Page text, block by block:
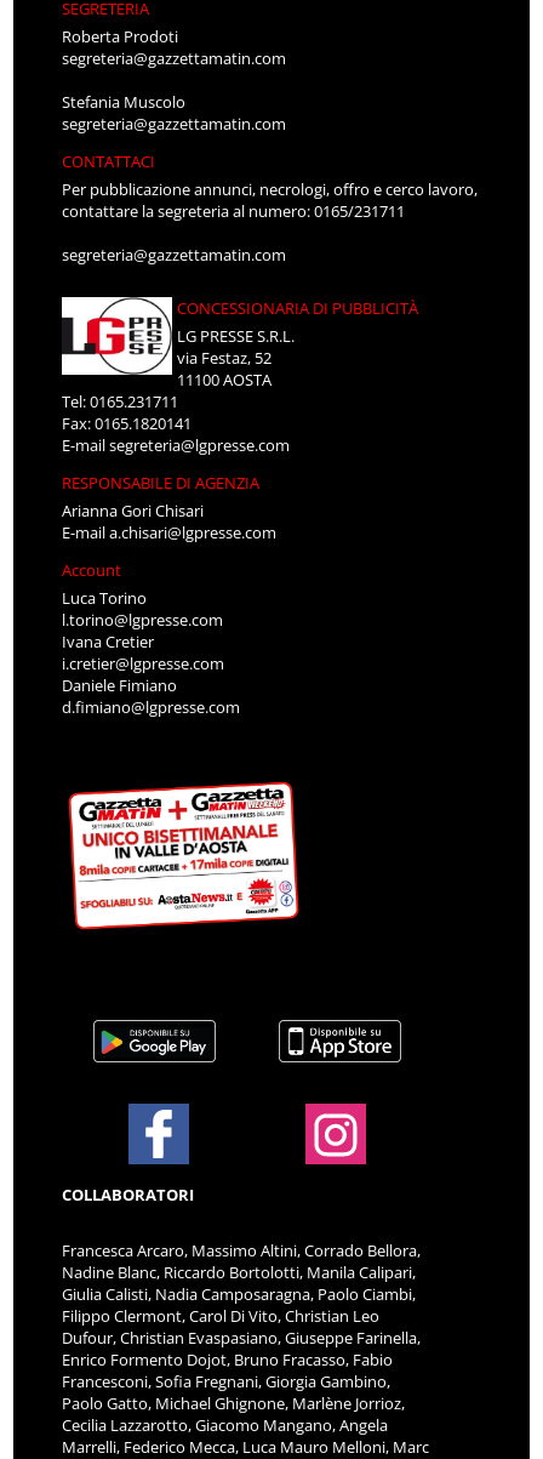
SEGRETERIA
Roberta Prodoti
segreteria@gazzettamatin.com
Stefania Muscolo
segreteria@gazzettamatin.com
CONTATTACI
Per pubblicazione annunci, necrologi, offro e cerco lavoro,
contattare la segreteria al numero: 0165/231711
segreteria@gazzettamatin.com
CONCESSIONARIA DI PUBBLICITÀ
LG PRESSE S.R.L.
via Festaz, 52
11100 AOSTA
Tel: 0165.231711
Fax: 0165.1820141
E-mailsegreteria@lgpresse.com
RESPONSABILE DI AGENZIA
Arianna Gori Chisari
E-maila.chisari@lgpresse.com
Account
Luca Torino
l.torino@lgpresse.com
Ivana Cretier
i.cretier@lgpresse.com
Daniele Fimiano
d.fimiano@lgpresse.com
COLLABORATORI
Francesca Arcaro, Massimo Altini, Corrado Bellora,
Nadine Blanc, Riccardo Bortolotti, Manila Calipari,
Giulia Calisti, Nadia Camposaragna, Paolo Ciambi,
Filippo Clermont, Carol Di Vito, Christian Leo
Dufour, Christian Evaspasiano, Giuseppe Farinella,
Enrico Formento Dojot, Bruno Fracasso, Fabio
Francesconi, Sofia Fregnani, Giorgia Gambino,
Paolo Gatto, Michael Ghignone, Marlène Jorrioz,
Cecilia Lazzarotto, Giacomo Mangano, Angela
Marrelli, Federico Mecca, Luca Mauro Melloni, Marc